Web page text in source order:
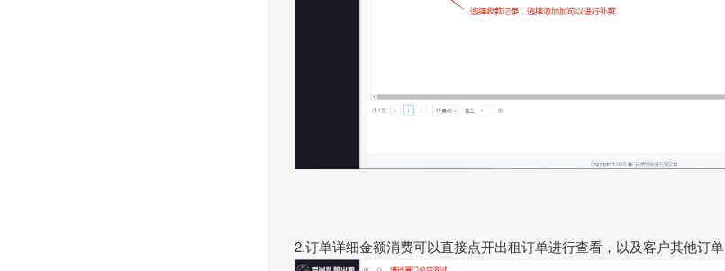
2.订单详细金额消费可以直接点开出租订单进行查看，以及客户其他订单